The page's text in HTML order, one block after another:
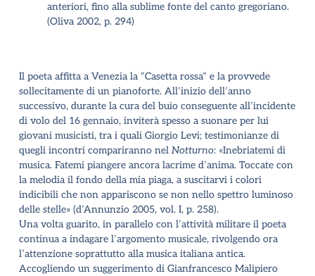
anteriori, fino alla sublime fonte del canto gregoriano.
(Oliva 2002, p. 294)
Il poeta affitta a Venezia la “Casetta rossa” e la provvede
sollecitamente di un pianoforte. All’inizio dell’anno
successivo, durante la cura del buio conseguente all’incidente
di volo del 16 gennaio, inviterà spesso a suonare per lui
giovani musicisti, tra i quali Giorgio Levi; testimonianze di
quegli incontri compariranno nel Notturno: «Inebriatemi di
musica. Fatemi piangere ancora lacrime d’anima. Toccate con
la melodia il fondo della mia piaga, a suscitarvi i colori
indicibili che non appariscono se non nello spettro luminoso
delle stelle» (d’Annunzio 2005, vol. I, p. 258).
Una volta guarito, in parallelo con l’attività militare il poeta
continua a indagare l’argomento musicale, rivolgendo ora
l’attenzione soprattutto alla musica italiana antica.
Accogliendo un suggerimento di Gianfrancesco Malipiero